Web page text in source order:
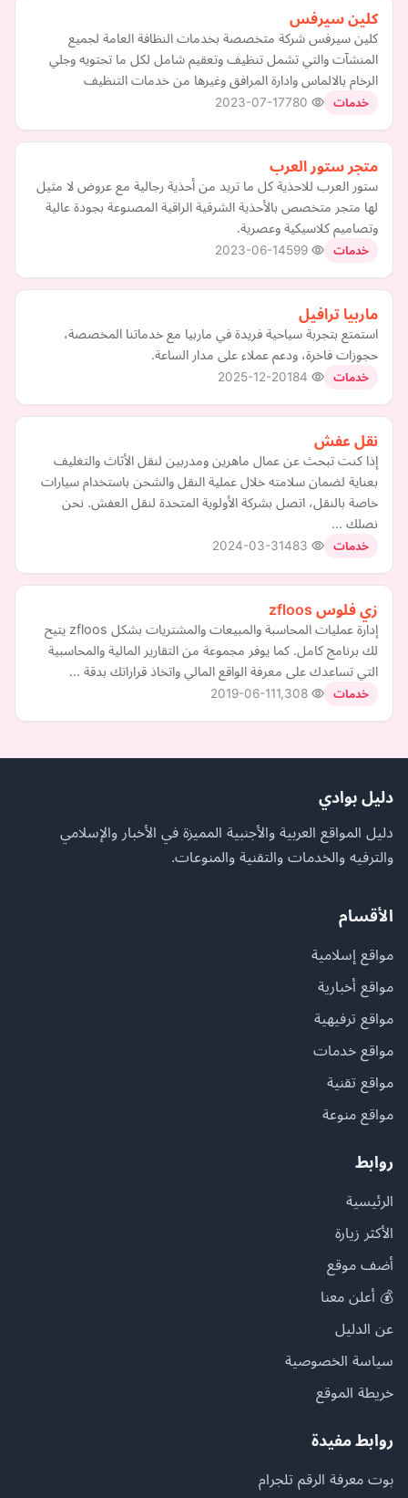
كلين سيرفس
كلين سيرفس شركة متخصصة بخدمات النظافة العامة لجميع
المنشآت والتي تشمل تنظيف وتعقيم شامل لكل ما تحتويه وجلي
الرخام بالالماس وادارة المرافق وغيرها من خدمات التنظيف
خدمات 2023-07-17
متجر ستور العرب
ستور العرب للاحذية كل ما تريد من أحذية رجالية مع عروض لا مثيل
لها متجر متخصص بالأحذية الشرقية الراقية المصنوعة بجودة عالية
وتصاميم كلاسيكية وعصرية.
خدمات 2023-06-14
ماربيا ترافيل
استمتع بتجربة سياحية فريدة في ماربيا مع خدماتنا المخصصة،
حجوزات فاخرة، ودعم عملاء على مدار الساعة.
خدمات 2025-12-20
نقل عفش
إذا كنت تبحث عن عمال ماهرين ومدربين لنقل الأثاث والتغليف
بعناية لضمان سلامته خلال عملية النقل والشحن باستخدام سيارات
خاصة بالنقل، اتصل بشركة الأولوية المتحدة لنقل العفش. نحن
نصلك …
خدمات 2024-03-31
زي فلوس zfloos
إدارة عمليات المحاسبة والمبيعات والمشتريات بشكل zfloos يتيح
لك برنامج كامل. كما يوفر مجموعة من التقارير المالية والمحاسبية
التي تساعدك على معرفة الواقع المالي واتخاذ قراراتك بدقة …
خدمات 2019-06-11
دليل بوادي
دليل المواقع العربية والأجنبية المميزة في الأخبار والإسلامي
والترفيه والخدمات والتقنية والمنوعات.
الأقسام
مواقع إسلامية
مواقع أخبارية
مواقع ترفيهية
مواقع خدمات
مواقع تقنية
مواقع منوعة
روابط
الرئيسية
الأكثر زيارة
أضف موقع
💰 أعلن معنا
عن الدليل
سياسة الخصوصية
خريطة الموقع
روابط مفيدة
بوت معرفة الرقم تلجرام